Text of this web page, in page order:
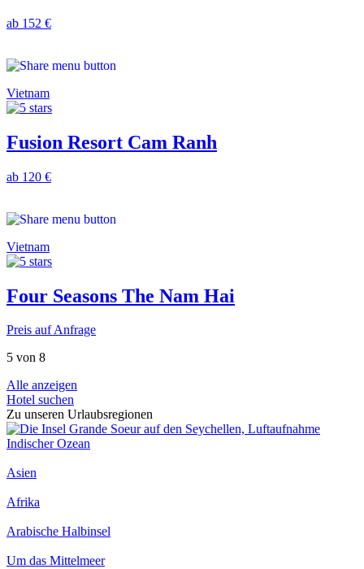
ab 152 €
Vietnam
Fusion Resort Cam Ranh
ab 120 €
Vietnam
Four Seasons The Nam Hai
Preis auf Anfrage
5 von 8
Alle anzeigen
Hotel suchen
Zu unseren Urlaubsregionen
Indischer Ozean
Asien
Afrika
Arabische Halbinsel
Um das Mittelmeer